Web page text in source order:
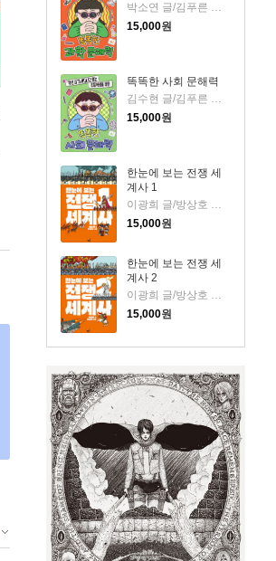
박소연 글/김푸른 그림
15,000원
똑똑한 사회 문해력
김수현 글/김푸른 그림
15,000원
한눈에 보는 전쟁 세
계사 1
15,000원
한눈에 보는 전쟁 세
계사 2
이광희 글/방상호 그림
15,000원
|